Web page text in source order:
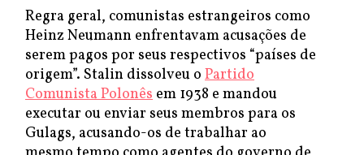
Regra geral, comunistas estrangeiros como
Heinz Neumann enfrentavam acusações de
serem pagos por seus respectivos “países de
origem”. Stalin dissolveu o Partido
Comunista Polonês em 1938 e mandou
executar ou enviar seus membros para os
Gulags, acusando-os de trabalhar ao